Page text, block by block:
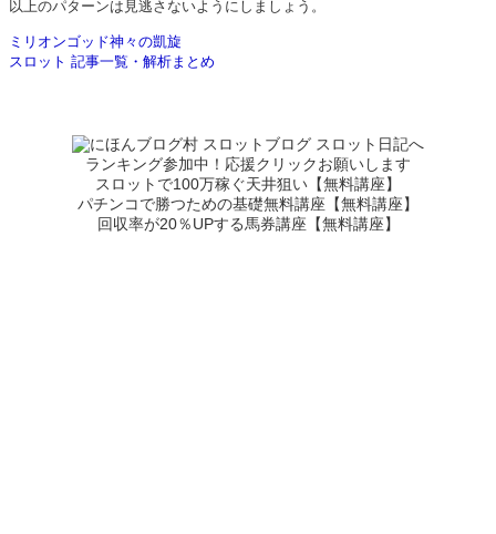
以上のパターンは見逃さないようにしましょう。
ミリオンゴッド神々の凱旋
スロット 記事一覧・解析まとめ
ランキング参加中！応援クリックお願いします
スロットで100万稼ぐ天井狙い【無料講座】
パチンコで勝つための基礎無料講座【無料講座】
回収率が20％UPする馬券講座【無料講座】